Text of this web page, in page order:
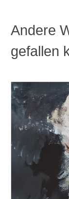
Andere
gefallen